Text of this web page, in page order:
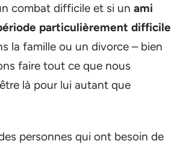
combat difficile et si un ami
particulièrement difficile
la famille ou un divorce – bien
faire tout ce que nous
là pour lui autant que
personnes qui ont besoin de